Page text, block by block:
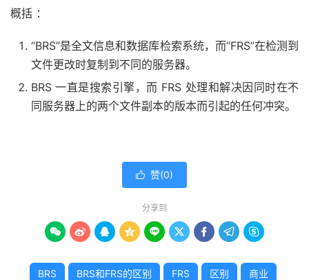
概括 ：
“BRS”是全文信息和数据库检索系统，而“FRS”在检测到
文件更改时复制到不同的服务器。
BRS 一直是搜索引擎，而 FRS 处理和解决因同时在不
同服务器上的两个文件副本的版本而引起的任何冲突。
 赞(0)
分享到
        
BRS BRS和FRS的区别 FRS 区别 商业